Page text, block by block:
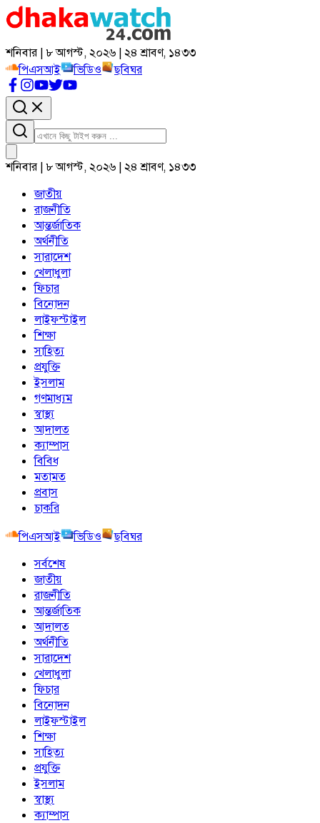
শনিবার | ৮ আগস্ট, ২০২৬ | ২৪ শ্রাবণ, ১৪৩৩
পিএসআই
ভিডিও ছবিঘর
শনিবার | ৮ আগস্ট, ২০২৬ | ২৪ শ্রাবণ, ১৪৩৩
জাতীয়
রাজনীতি
আন্তর্জাতিক
অর্থনীতি
সারাদেশ
খেলাধুলা
ফিচার
বিনোদন
লাইফস্টাইল
শিক্ষা
সাহিত্য
প্রযুক্তি
ইসলাম
গণমাধ্যম
স্বাস্থ্য
আদালত
ক্যাম্পাস
বিবিধ
মতামত
প্রবাস
চাকরি
পিএসআই
ভিডিও
ছবিঘর
সর্বশেষ
জাতীয়
রাজনীতি
আন্তর্জাতিক
আদালত
অর্থনীতি
সারাদেশ
খেলাধুলা
ফিচার
বিনোদন
লাইফস্টাইল
শিক্ষা
সাহিত্য
প্রযুক্তি
ইসলাম
স্বাস্থ্য
ক্যাম্পাস